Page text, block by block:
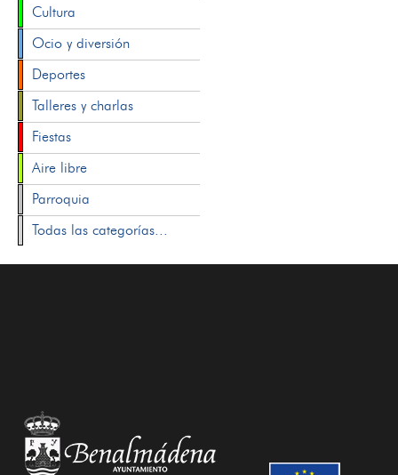
Cultura
Ocio y diversión
Deportes
Talleres y charlas
Fiestas
Aire libre
Parroquia
Todas las categorías...